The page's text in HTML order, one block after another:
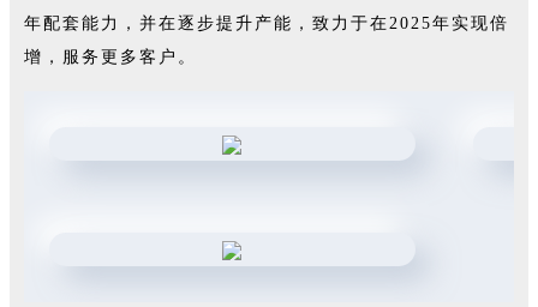
年配套能力，并在逐步提升产能，致力于在2025年实现倍
增，服务更多客户。